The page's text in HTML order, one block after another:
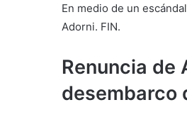
En medio de un
Adorni. FIN.
Renuncia de
desembarco